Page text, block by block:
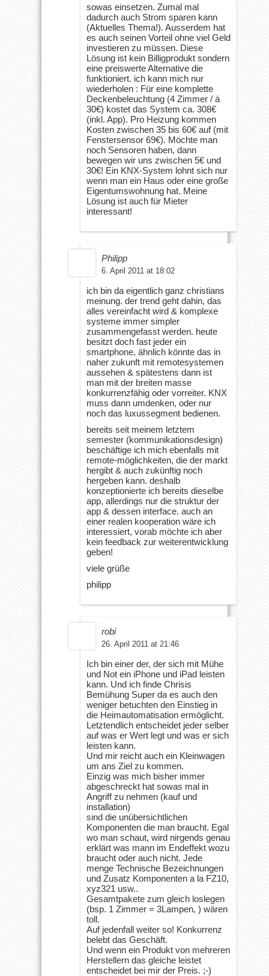
sowas einsetzen. Zumal mal
dadurch auch Strom sparen kann
(Aktuelles Thema!). Ausserdem hat
es auch seinen Vorteil ohne viel Geld
investieren zu müssen. Diese
Lösung ist kein Billigprodukt sondern
eine preiswerte Alternative die
funktioniert. ich kann mich nur
wiederholen : Für eine komplette
Deckenbeleuchtung (4 Zimmer / á
30€) kostet das System ca. 308€
(inkl. App). Pro Heizung kommen
Kosten zwischen 35 bis 60€ auf (mit
Fenstersensor 69€). Möchte man
noch Sensoren haben, dann
bewegen wir uns zwischen 5€ und
30€! Ein KNX-System lohnt sich nur
wenn man ein Haus oder eine große
Eigentumswohnung hat. Meine
Lösung ist auch für Mieter
interessant!
Philipp
6. April 2011 at 18:02
ich bin da eigentlich ganz christians
meinung. der trend geht dahin, das
alles vereinfacht wird & komplexe
systeme immer simpler
zusammengefasst werden. heute
besitzt doch fast jeder ein
smartphone, ähnlich könnte das in
naher zukunft mit remotesystemen
aussehen & spätestens dann ist
man mit der breiten masse
konkurrenzfähig oder vorreiter. KNX
muss dann umdenken, oder nur
noch das luxussegment bedienen.
bereits seit meinem letztem
semester (kommunikationsdesign)
beschäftige ich mich ebenfalls mit
remote-möglichkeiten, die der markt
hergibt & auch zukünftig noch
hergeben kann. deshalb
konzeptionierte ich bereits dieselbe
app, allerdings nur die struktur der
app & dessen interface. auch an
einer realen kooperation wäre ich
interessiert, vorab möchte ich aber
kein feedback zur weiterentwicklung
geben!
viele grüße
philipp
robi
26. April 2011 at 21:46
Ich bin einer der, der sich mit Mühe
und Not ein iPhone und iPad leisten
kann. Und ich finde Chrisis
Bemühung Super da es auch den
weniger betuchten den Einstieg in
die Heimautomatisation ermöglicht.
Letztendlich entscheidet jeder selber
auf was er Wert legt und was er sich
leisten kann.
Und mir reicht auch ein Kleinwagen
um ans Ziel zu kommen.
Einzig was mich bisher immer
abgeschreckt hat sowas mal in
Angriff zu nehmen (kauf und
installation)
sind die unübersichtlichen
Komponenten die man braucht. Egal
wo man schaut, wird nirgends genau
erklärt was mann im Endeffekt wozu
braucht oder auch nicht. Jede
menge Technische Bezeichnungen
und Zusatz Komponenten a la FZ10,
xyz321 usw..
Gesamtpakete zum gleich loslegen
(bsp. 1 Zimmer = 3Lampen, ) wären
toll.
Auf jedenfall weiter so! Konkurrenz
belebt das Geschäft.
Und wenn ein Produkt von mehreren
Herstellern das gleiche leistet
entscheidet bei mir der Preis. ;-)